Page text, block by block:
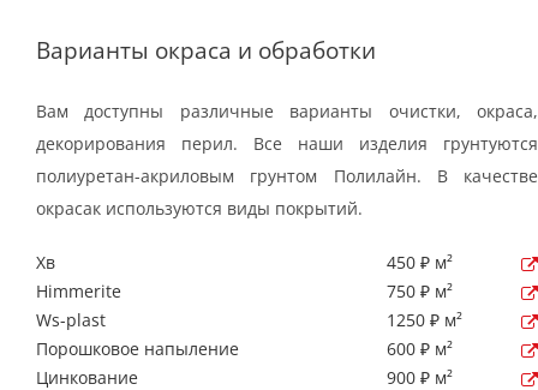
Варианты окраса и обработки
Вам доступны различные варианты очистки, окраса,
декорирования перил. Все наши изделия грунтуются
полиуретан-акриловым грунтом Полилайн. В качестве
окрасак используются виды покрытий.
Хв
450 ₽ м²
Himmerite
750 ₽ м²
Ws-plast
1250 ₽ м²
Порошковое напыление
600 ₽ м²
Цинкование
900 ₽ м²